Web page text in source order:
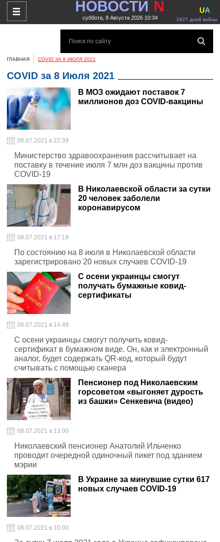
НОВОСТИ N
суббота, 8 Августа 2026 10:34 1627 дней войны
UA
ГЛАВНАЯ COVID ЗА 8 ИЮЛЯ 2021
COVID за 8 Июля 2021
В МОЗ ожидают поставок 7
миллионов доз COVID-вакцины
08.07.2021 в 22:39
Министерство здравоохранения рассчитывает на
поставку в течение июля 7 млн ​​доз вакцины против
COVID-19
В Николаевской области за сутки
20 человек заболели
коронавирусом
08.07.2021 в 17:19
По состоянию на 8 июля в Николаевской области
зарегистрировано 20 новых случаев COVID-19
С осени украинцы смогут
получать бумажные ковид-
сертификаты
08.07.2021 в 14:49
С осени украинцы смогут получить ковид-
сертификат в бумажном виде. Он, как и электронный
аналог, будет содержать QR-код, который будут
считывать с помощью сканера
Пенсионер под Николаевским
горсоветом «выгоняет дурость
из башки» Сенкевича (видео)
08.07.2021 в 13:00
Николаевский пенсионер Анатолий Ильченко
проводит очередной одиночный пикет под зданием
мэрии
В Украине за минувшие сутки 617
новых случаев COVID-19
08.07.2021 в 10:00